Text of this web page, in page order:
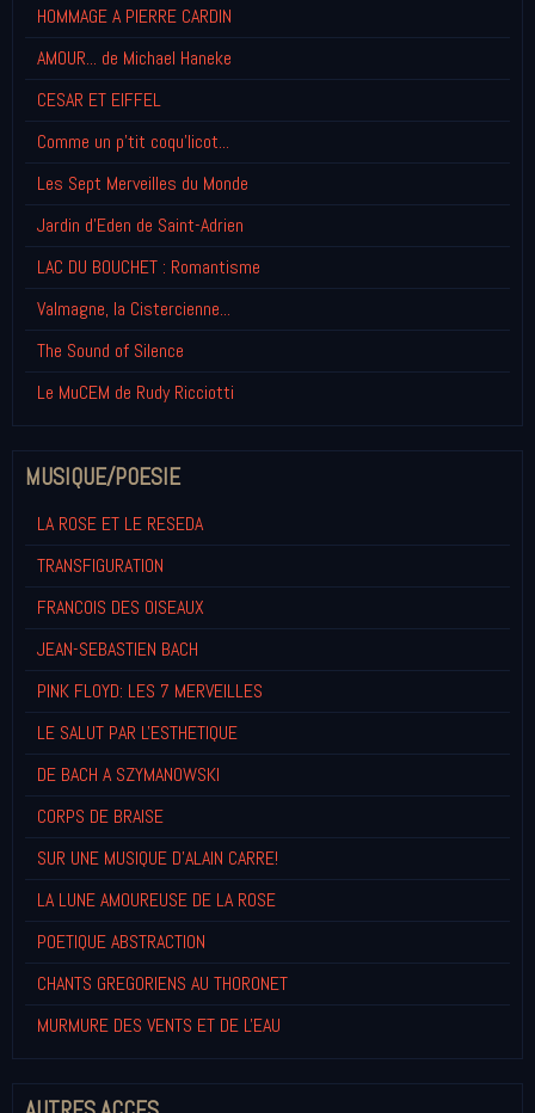
HOMMAGE A PIERRE CARDIN
AMOUR... de Michael Haneke
CESAR ET EIFFEL
Comme un p'tit coqu'licot...
Les Sept Merveilles du Monde
Jardin d'Eden de Saint-Adrien
LAC DU BOUCHET : Romantisme
Valmagne, la Cistercienne...
The Sound of Silence
Le MuCEM de Rudy Ricciotti
MUSIQUE/POESIE
LA ROSE ET LE RESEDA
TRANSFIGURATION
FRANCOIS DES OISEAUX
JEAN-SEBASTIEN BACH
PINK FLOYD: LES 7 MERVEILLES
LE SALUT PAR L'ESTHETIQUE
DE BACH A SZYMANOWSKI
CORPS DE BRAISE
SUR UNE MUSIQUE D'ALAIN CARRE!
LA LUNE AMOUREUSE DE LA ROSE
POETIQUE ABSTRACTION
CHANTS GREGORIENS AU THORONET
MURMURE DES VENTS ET DE L'EAU